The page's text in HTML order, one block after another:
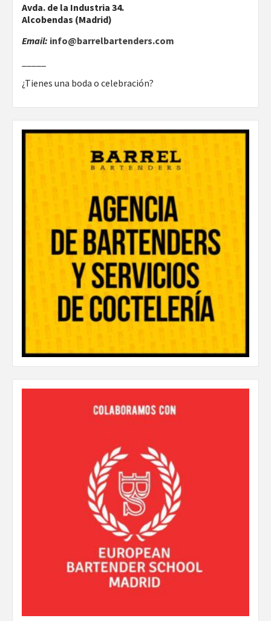
Avda. de la Industria 34.
Alcobendas (Madrid)
Email: info@barrelbartenders.com
¿Tienes una boda o celebración?